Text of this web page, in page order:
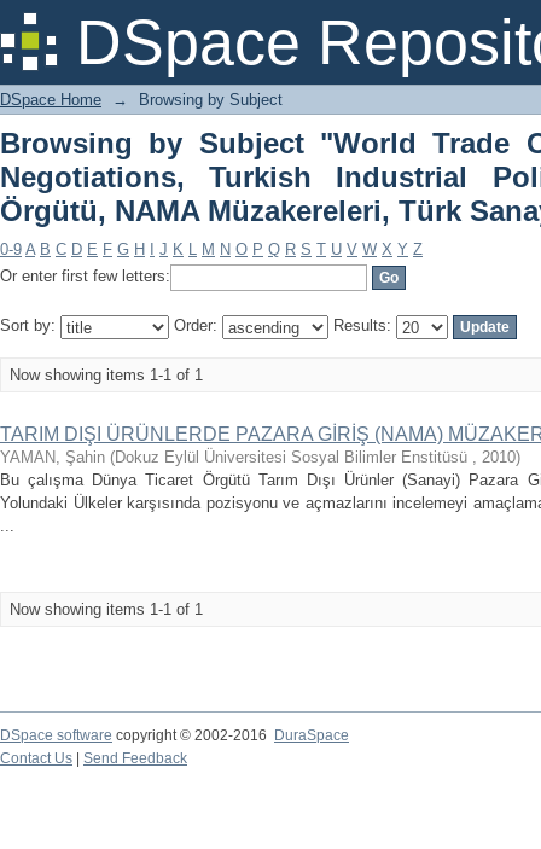
DSpace
Browsing by Subject "World Trade
Industrial Policy, Dünya Ticaret
Politikası"
DSpace Home → Browsing by Subject
Browsing by Subject "World Trade
Negotiations, Turkish Industrial
Örgütü, NAMA Müzakereleri, Türk
0-9 A B C D E F G H J K L M N O P Q R S T U V W X Y Z
Or enter first few letters:
Sort by: Order: Results:
Now showing items 1-1 of 1
TARIM DIŞI ÜRÜNLERDE PAZARA GİRİŞ (NAMA)
YAMAN, Şahin (Dokuz Eylül Üniversitesi Sosyal Bilimler Enstitüsü , 2010)
Bu çalışma Dünya Ticaret Örgütü Tarım Dışı Ürünler (Sanayi) Pazara
Yolundaki Ülkeler karşısında pozisyonu ve açmazlarını incelemeyi
...
Now showing items 1-1 of 1
DSpace software copyright © 2002-2016
DuraSpace
Contact Us
Send Feedback